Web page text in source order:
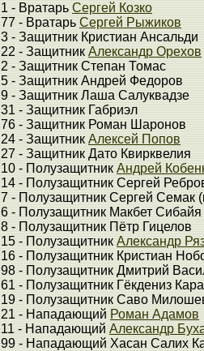
1 - Вратарь Сергей Козко
77 - Вратарь Сергей Рыжиков
3 - Защитник Кристиан Ансальди
22 - Защитник Александр Орехов
2 - Защитник Степан Томас
5 - Защитник Андрей Федоров
9 - Защитник Лаша Салуквадзе
31 - Защитник Габриэл
76 - Защитник Роман Шаронов
24 - Защитник Алексей Попов
27 - Защитник Дато Квирквелия
10 - Полузащитник Андрей
14 - Полузащитник Сергей
7 - Полузащитник Сергей Семак
6 - Полузащитник Макбет Сибайя
8 - Полузащитник Пётр Гицелов
15 - Полузащитник Александр
16 - Полузащитник Кристиан
98 - Полузащитник Дмитрий
61 - Полузащитник Гёкдениз
19 - Полузащитник Саво
21 - Нападающий Роман Адамов
11 - Нападающий Александр
99 - Нападающий Хасан Салих